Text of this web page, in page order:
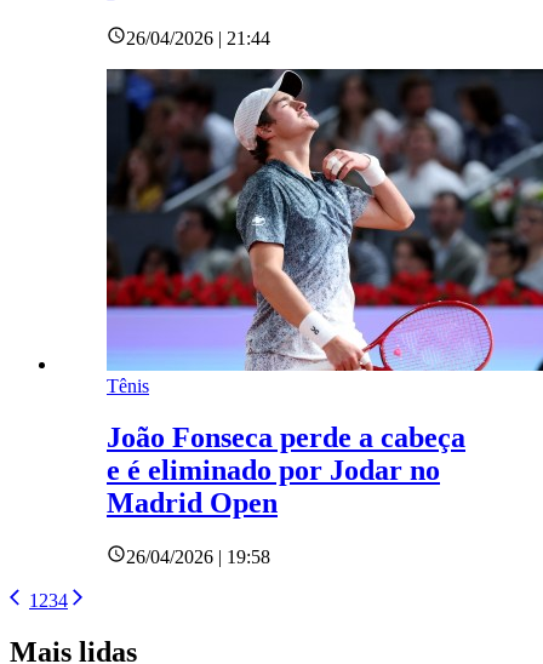
26/04/2026 | 21:44
Tênis
João Fonseca perde a cabeça
e é eliminado por Jodar no
Madrid Open
26/04/2026 | 19:58
1 234
Mais lidas